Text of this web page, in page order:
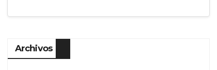
Archivos